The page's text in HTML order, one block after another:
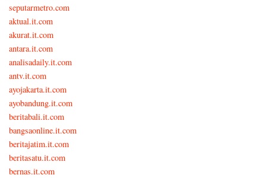
seputarmetro.com
aktual.it.com
akurat.it.com
antara.it.com
analisadaily.it.com
antv.it.com
ayojakarta.it.com
ayobandung.it.com
beritabali.it.com
bangsaonline.it.com
beritajatim.it.com
beritasatu.it.com
bernas.it.com